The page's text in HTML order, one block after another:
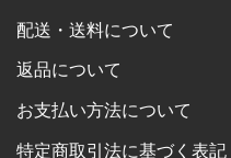
配送・送料について
返品について
お支払い方法について
特定商取引法に基づく表記